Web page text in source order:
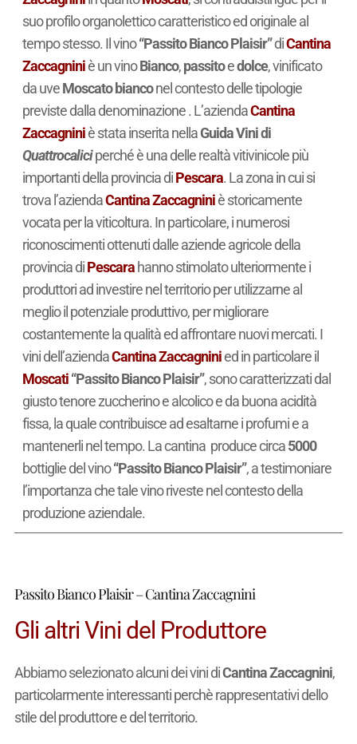
suo profilo organolettico caratteristico ed originale al
tempo stesso. Il vino“Passito Bianco Plaisir”diCantina
Zaccagniniè un vinoBianco,passitoedolce, vinificato
da uveMoscato bianconel contesto delle tipologie
previste dalla denominazione . L’aziendaCantina
Zaccagniniè stata inserita nellaGuida Vini di
Quattrocaliciperché è una delle realtà vitivinicole più
importanti della provincia diPescara. La zona in cui si
trova l’aziendaCantina Zaccagniniè storicamente
vocata per la viticoltura. In particolare, i numerosi
riconoscimenti ottenuti dalle aziende agricole della
provincia diPescarahanno stimolato ulteriormente i
produttori ad investire nel territorio per utilizzarne al
meglio il potenziale produttivo, per migliorare
costantemente la qualità ed affrontare nuovi mercati. I
vini dell’aziendaCantina Zaccagninied in particolare il
Moscati“Passito Bianco Plaisir”, sono caratterizzati dal
giusto tenore zuccherino e alcolico e da buona acidità
fissa, la quale contribuisce ad esaltarne i profumi e a
mantenerli nel tempo. La cantina produce circa5000
bottiglie del vino“Passito Bianco Plaisir”, a testimoniare
l’importanza che tale vino riveste nel contesto della
produzione aziendale.
Passito Bianco Plaisir – Cantina Zaccagnini
Gli altri Vini del Produttore
Abbiamo selezionato alcuni dei vini diCantina Zaccagnini,
particolarmente interessanti perchè rappresentativi dello
stile del produttore e del territorio.